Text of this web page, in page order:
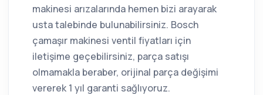
makinesi arızalarında hemen bizi arayarak
usta talebinde bulunabilirsiniz. Bosch
çamaşır makinesi ventil fiyatları için
iletişime geçebilirsiniz, parça satışı
olmamakla beraber, orijinal parça değişimi
vererek 1 yıl garanti sağlıyoruz.